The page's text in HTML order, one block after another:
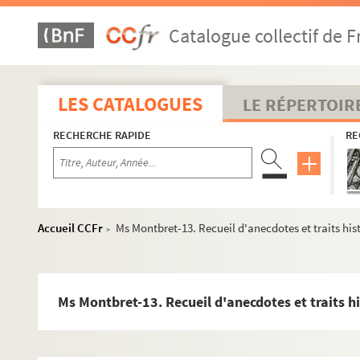
Catalogue collectif de
LES CATALOGUES LE
RECHERCHE RAPIDE
Accueil CCFr >
Ms Montbret-13. Recueil d'anecdotes et traits
Ms Montbret-13. Recueil d'anecdotes et traits